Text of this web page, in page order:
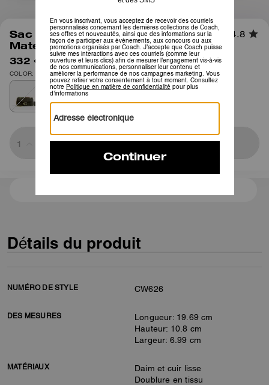
1/14
Sac Bandoulière Tabby 20
Matelassé
4.8
332 € 475 €
COLOR: OLIVE/LAITON
Détails du produit
NUMÉRO DE STYLE CW626
DES MESURES
Longueur: 19.69 cm
Hauteur: 10.8 cm
Largeur: 6.99 cm
MATÉRIAUX
Daim et cuir lisse
Doublure en tissu